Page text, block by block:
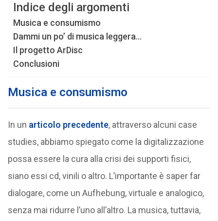
Indice degli argomenti
Musica e consumismo
Dammi un po’ di musica leggera…
Il progetto ArDisc
Conclusioni
Musica e consumismo
In un articolo precedente, attraverso alcuni case
studies, abbiamo spiegato come la digitalizzazione
possa essere la cura alla crisi dei supporti fisici,
siano essi cd, vinili o altro. L’importante è saper far
dialogare, come un Aufhebung, virtuale e analogico,
senza mai ridurre l’uno all’altro. La musica, tuttavia,